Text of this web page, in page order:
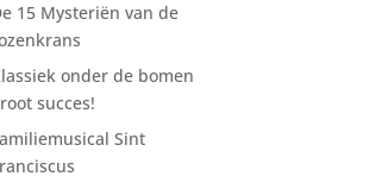
15 Mysteriën van de
onder de bomen
succes!
Sint